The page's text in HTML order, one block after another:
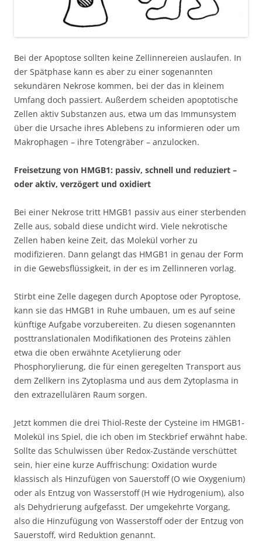
Bei der Apoptose sollten keine Zellinnereien auslaufen. In
der Spätphase kann es aber zu einer sogenannten
sekundären Nekrose kommen, bei der das in kleinem
Umfang doch passiert. Außerdem scheiden apoptotische
Zellen aktiv Substanzen aus, etwa um das Immunsystem
über die Ursache ihres Ablebens zu informieren oder um
Makrophagen – ihre Totengräber – anzulocken.
Freisetzung von HMGB1: passiv, schnell und reduziert –
oder aktiv, verzögert und oxidiert
Bei einer Nekrose tritt HMGB1 passiv aus einer sterbenden
Zelle aus, sobald diese undicht wird. Viele nekrotische
Zellen haben keine Zeit, das Molekül vorher zu
modifizieren. Dann gelangt das HMGB1 in genau der Form
in die Gewebsflüssigkeit, in der es im Zellinneren vorlag.
Stirbt eine Zelle dagegen durch Apoptose oder Pyroptose,
kann sie das HMGB1 in Ruhe umbauen, um es auf seine
künftige Aufgabe vorzubereiten. Zu diesen sogenannten
posttranslationalen Modifikationen des Proteins zählen
etwa die oben erwähnte Acetylierung oder
Phosphorylierung, die für einen geregelten Transport aus
dem Zellkern ins Zytoplasma und aus dem Zytoplasma in
den extrazellulären Raum sorgen.
Jetzt kommen die drei Thiol-Reste der Cysteine im HMGB1-
Molekül ins Spiel, die ich oben im Steckbrief erwähnt habe.
Sollte das Schulwissen über Redox-Zustände verschüttet
sein, hier eine kurze Auffrischung: Oxidation wurde
klassisch als Hinzufügen von Sauerstoff (O wie Oxygenium)
oder als Entzug von Wasserstoff (H wie Hydrogenium), also
als Dehydrierung aufgefasst. Der umgekehrte Vorgang,
also die Hinzufügung von Wasserstoff oder der Entzug von
Sauerstoff, wird Reduktion genannt.